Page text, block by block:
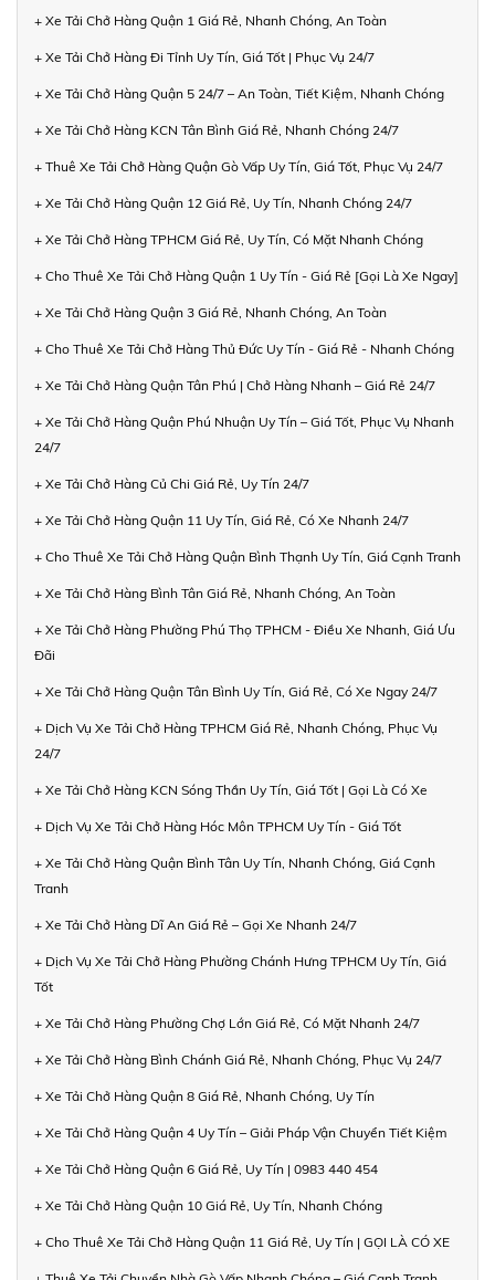
+ Xe Tải Chở Hàng Quận 1 Giá Rẻ, Nhanh Chóng, An Toàn
+ Xe Tải Chở Hàng Đi Tỉnh Uy Tín, Giá Tốt | Phục Vụ 24/7
+ Xe Tải Chở Hàng Quận 5 24/7 – An Toàn, Tiết Kiệm, Nhanh Chóng
+ Xe Tải Chở Hàng KCN Tân Bình Giá Rẻ, Nhanh Chóng 24/7
+ Thuê Xe Tải Chở Hàng Quận Gò Vấp Uy Tín, Giá Tốt, Phục Vụ 24/7
+ Xe Tải Chở Hàng Quận 12 Giá Rẻ, Uy Tín, Nhanh Chóng 24/7
+ Xe Tải Chở Hàng TPHCM Giá Rẻ, Uy Tín, Có Mặt Nhanh Chóng
+ Cho Thuê Xe Tải Chở Hàng Quận 1 Uy Tín - Giá Rẻ [Gọi Là Xe Ngay]
+ Xe Tải Chở Hàng Quận 3 Giá Rẻ, Nhanh Chóng, An Toàn
+ Cho Thuê Xe Tải Chở Hàng Thủ Đức Uy Tín - Giá Rẻ - Nhanh Chóng
+ Xe Tải Chở Hàng Quận Tân Phú | Chở Hàng Nhanh – Giá Rẻ 24/7
+ Xe Tải Chở Hàng Quận Phú Nhuận Uy Tín – Giá Tốt, Phục Vụ Nhanh
24/7
+ Xe Tải Chở Hàng Củ Chi Giá Rẻ, Uy Tín 24/7
+ Xe Tải Chở Hàng Quận 11 Uy Tín, Giá Rẻ, Có Xe Nhanh 24/7
+ Cho Thuê Xe Tải Chở Hàng Quận Bình Thạnh Uy Tín, Giá Cạnh Tranh
+ Xe Tải Chở Hàng Bình Tân Giá Rẻ, Nhanh Chóng, An Toàn
+ Xe Tải Chở Hàng Phường Phú Thọ TPHCM - Điều Xe Nhanh, Giá Ưu
Đãi
+ Xe Tải Chở Hàng Quận Tân Bình Uy Tín, Giá Rẻ, Có Xe Ngay 24/7
+ Dịch Vụ Xe Tải Chở Hàng TPHCM Giá Rẻ, Nhanh Chóng, Phục Vụ
24/7
+ Xe Tải Chở Hàng KCN Sóng Thần Uy Tín, Giá Tốt | Gọi Là Có Xe
+ Dịch Vụ Xe Tải Chở Hàng Hóc Môn TPHCM Uy Tín - Giá Tốt
+ Xe Tải Chở Hàng Quận Bình Tân Uy Tín, Nhanh Chóng, Giá Cạnh
Tranh
+ Xe Tải Chở Hàng Dĩ An Giá Rẻ – Gọi Xe Nhanh 24/7
+ Dịch Vụ Xe Tải Chở Hàng Phường Chánh Hưng TPHCM Uy Tín, Giá
Tốt
+ Xe Tải Chở Hàng Phường Chợ Lớn Giá Rẻ, Có Mặt Nhanh 24/7
+ Xe Tải Chở Hàng Bình Chánh Giá Rẻ, Nhanh Chóng, Phục Vụ 24/7
+ Xe Tải Chở Hàng Quận 8 Giá Rẻ, Nhanh Chóng, Uy Tín
+ Xe Tải Chở Hàng Quận 4 Uy Tín – Giải Pháp Vận Chuyển Tiết Kiệm
+ Xe Tải Chở Hàng Quận 6 Giá Rẻ, Uy Tín | 0983 440 454
+ Xe Tải Chở Hàng Quận 10 Giá Rẻ, Uy Tín, Nhanh Chóng
+ Cho Thuê Xe Tải Chở Hàng Quận 11 Giá Rẻ, Uy Tín | GỌI LÀ CÓ XE